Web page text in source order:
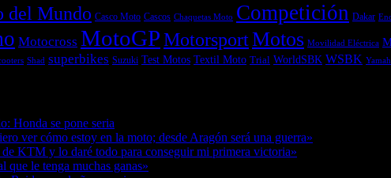
del Mundo Casco Moto Cascos Chaquetas Moto Competición Dakar
Motocross MotoGPMotorsportMotos Movilidad Eléctrica
Shad superbikes Suzuki Test Motos Textil Moto Trial WorldSBK WSBK
Honda se pone seria
ver cómo estoy en la moto; desde Aragón será una guerra»
KTM y lo daré todo para conseguir mi primera victoria»
que le tenga muchas ganas»